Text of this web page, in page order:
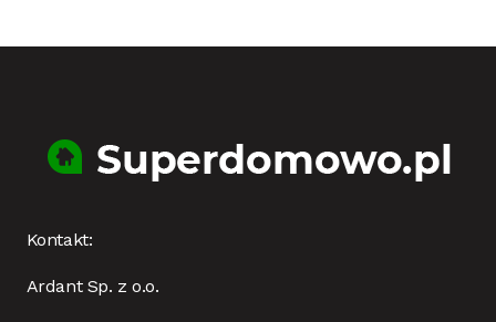
Kontakt:
Ardant Sp. z o.o.